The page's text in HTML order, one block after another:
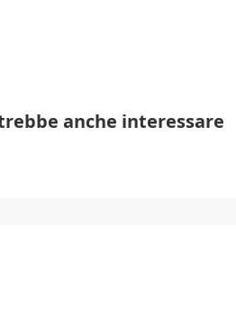
anche interessare